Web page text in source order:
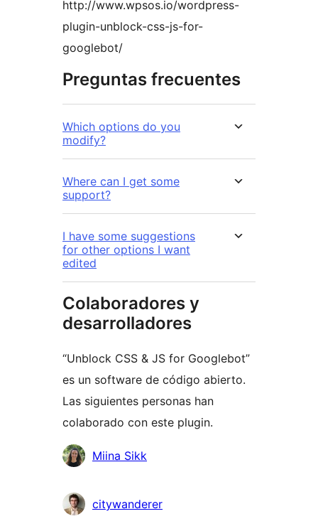
http://www.wpsos.io/wordpress-
plugin-unblock-css-js-for-
googlebot/
Preguntas frecuentes
Which options do you
modify?
Where can I get some
support?
I have some suggestions
for other options I want
edited
Colaboradores y
desarrolladores
“Unblock CSS & JS for Googlebot”
es un software de código abierto.
Las siguientes personas han
colaborado con este plugin.
Colaboradores
Miina Sikk
citywanderer